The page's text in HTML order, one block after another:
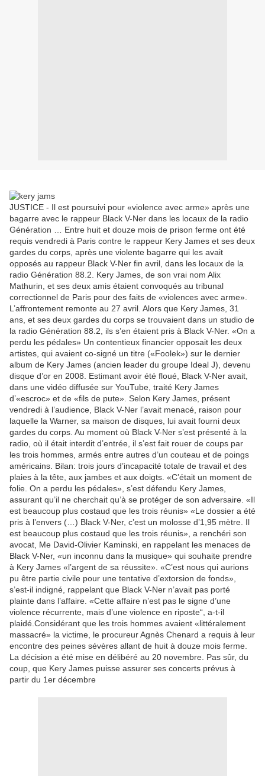
JUSTICE - Il est poursuivi pour «violence avec arme» après une
bagarre avec le rappeur Black V-Ner dans les locaux de la radio
Génération … Entre huit et douze mois de prison ferme ont été
requis vendredi à Paris contre le rappeur Kery James et ses deux
gardes du corps, après une violente bagarre qui les avait
opposés au rappeur Black V-Ner fin avril, dans les locaux de la
radio Génération 88.2. Kery James, de son vrai nom Alix
Mathurin, et ses deux amis étaient convoqués au tribunal
correctionnel de Paris pour des faits de «violences avec arme».
L’affrontement remonte au 27 avril. Alors que Kery James, 31
ans, et ses deux gardes du corps se trouvaient dans un studio de
la radio Génération 88.2, ils s’en étaient pris à Black V-Ner. «On a
perdu les pédales» Un contentieux financier opposait les deux
artistes, qui avaient co-signé un titre («Foolek») sur le dernier
album de Kery James (ancien leader du groupe Ideal J), devenu
disque d’or en 2008. Estimant avoir été floué, Black V-Ner avait,
dans une vidéo diffusée sur YouTube, traité Kery James
d’«escroc» et de «fils de pute». Selon Kery James, présent
vendredi à l’audience, Black V-Ner l’avait menacé, raison pour
laquelle la Warner, sa maison de disques, lui avait fourni deux
gardes du corps. Au moment où Black V-Ner s’est présenté à la
radio, où il était interdit d’entrée, il s’est fait rouer de coups par
les trois hommes, armés entre autres d’un couteau et de poings
américains. Bilan: trois jours d’incapacité totale de travail et des
plaies à la tête, aux jambes et aux doigts. «C’était un moment de
folie. On a perdu les pédales», s’est défendu Kery James,
assurant qu’il ne cherchait qu’à se protéger de son adversaire. «Il
est beaucoup plus costaud que les trois réunis» «Le dossier a été
pris à l’envers (…) Black V-Ner, c’est un molosse d’1,95 mètre. Il
est beaucoup plus costaud que les trois réunis», a renchéri son
avocat, Me David-Olivier Kaminski, en rappelant les menaces de
Black V-Ner, «un inconnu dans la musique» qui souhaite prendre
à Kery James «l’argent de sa réussite». «C’est nous qui aurions
pu être partie civile pour une tentative d’extorsion de fonds»,
s’est-il indigné, rappelant que Black V-Ner n’avait pas porté
plainte dans l’affaire. «Cette affaire n’est pas le signe d’une
violence récurrente, mais d’une violence en riposte“, a-t-il
plaidé.Considérant que les trois hommes avaient «littéralement
massacré» la victime, le procureur Agnès Chenard a requis à leur
encontre des peines sévères allant de huit à douze mois ferme.
La décision a été mise en délibéré au 20 novembre. Pas sûr, du
coup, que Kery James puisse assurer ses concerts prévus à
partir du 1er décembre